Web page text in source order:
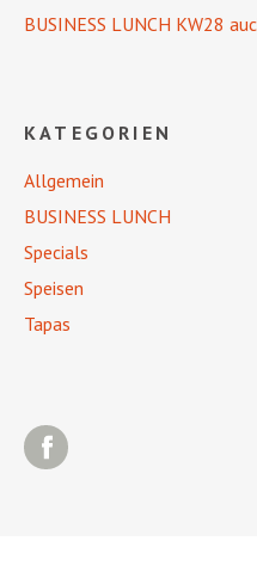
BUSINESS LUNCH KW28
KATEGORIEN
Allgemein
BUSINESS LUNCH
Specials
Speisen
Tapas